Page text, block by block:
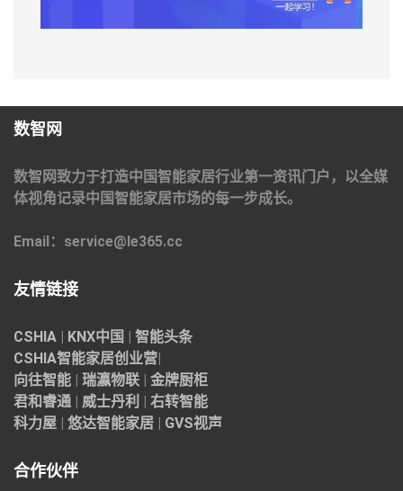
数智网
数智网致力于打造中国智能家居行业第一资讯门户，以全媒
体视角记录中国智能家居市场的每一步成长。
Email：service@le365.cc
友情链接
CSHIA KNX中国
智能头条
CSHIA智能家居创业营
向往智能
瑞瀛物联
金牌厨柜
君和睿通
威士丹利
右转智能
科力屋
悠达智能家居 GVS视声
合作伙伴